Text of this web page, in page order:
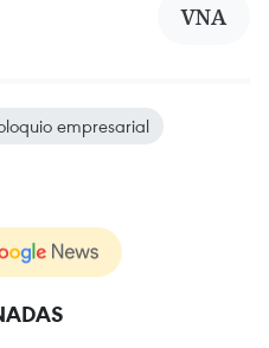
VNA
empresarial